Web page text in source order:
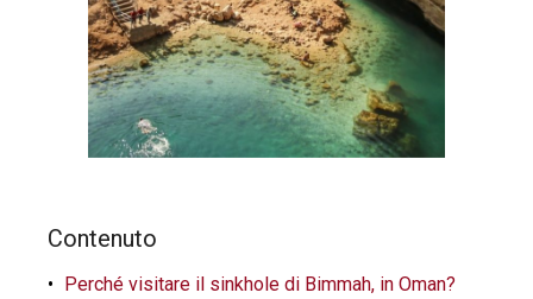
Contenuto
Perché visitare il sinkhole di Bimmah, in Oman?